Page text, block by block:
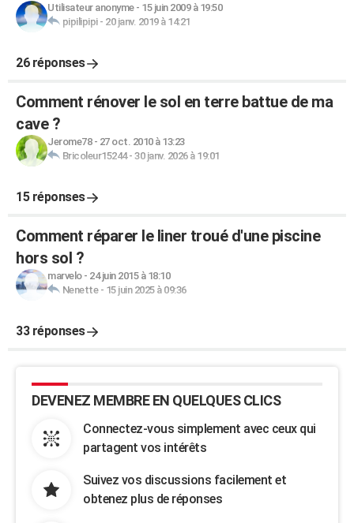
Utilisateur anonyme- 15 juin 2009 à 19:50
pipilipipi- 20 janv. 2019 à 14:21
26 réponses
Comment rénover le sol en terre battue de ma
cave ?
Jerome78- 27 oct. 2010 à 13:23
Bricoleur15244- 30 janv. 2026 à 19:01
15 réponses
Comment réparer le liner troué d'une piscine
hors sol ?
marvelo- 24 juin 2015 à 18:10
Nenette- 15 juin 2025 à 09:36
33 réponses
DEVENEZ MEMBRE EN QUELQUES CLICS
Connectez-vous simplement avec ceux qui
partagent vos intérêts
Suivez vos discussions facilement et
obtenez plus de réponses